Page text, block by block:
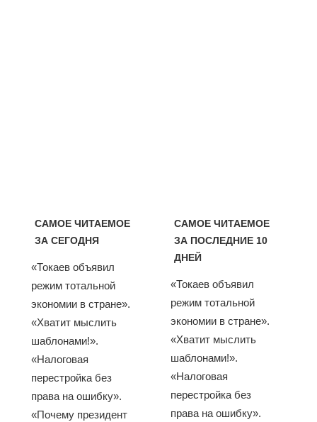
САМОЕ ЧИТАЕМОЕ
ЗА СЕГОДНЯ
«Токаев объявил
режим тотальной
экономии в стране».
«Хватит мыслить
шаблонами!».
«Налоговая
перестройка без
права на ошибку».
«Почему президент
САМОЕ ЧИТАЕМОЕ
ЗА ПОСЛЕДНИЕ 10
ДНЕЙ
«Токаев объявил
режим тотальной
экономии в стране».
«Хватит мыслить
шаблонами!».
«Налоговая
перестройка без
права на ошибку».